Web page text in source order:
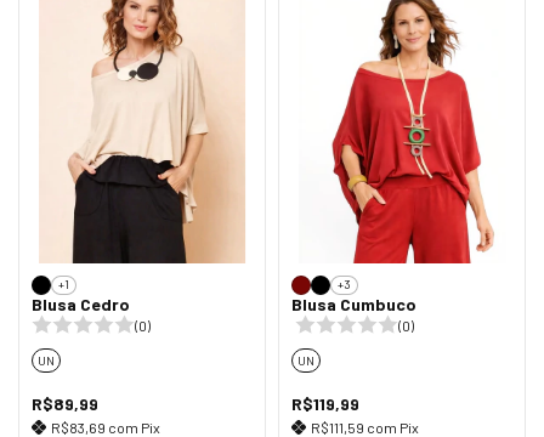
+1
Blusa Cedro
(0)
UN
R$89,99
R$83,69 com Pix
+3
Blusa Cumbuco
(0)
UN
R$119,99
R$111,59 com Pix